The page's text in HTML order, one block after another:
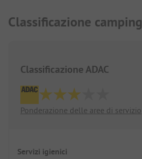
Classificazione camping
Classificazione ADAC
Ponderazione delle aree di servizio
Servizi igienici